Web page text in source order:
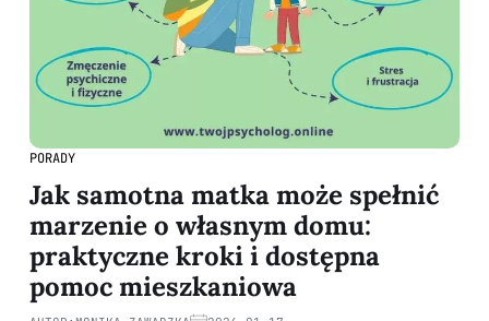
PORADY
Jak samotna matka może spełnić
marzenie o własnym domu:
praktyczne kroki i dostępna
pomoc mieszkaniowa